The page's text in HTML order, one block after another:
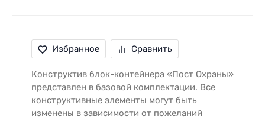
Избранное Сравнить
Конструктив блок-контейнера «Пост Охраны»
представлен в базовой комплектации. Все
конструктивные элементы могут быть
изменены в зависимости от пожеланий